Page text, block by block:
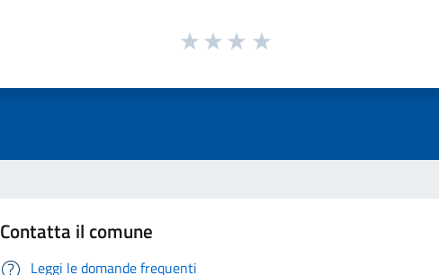
Contatta il comune
Leggi le domande frequenti